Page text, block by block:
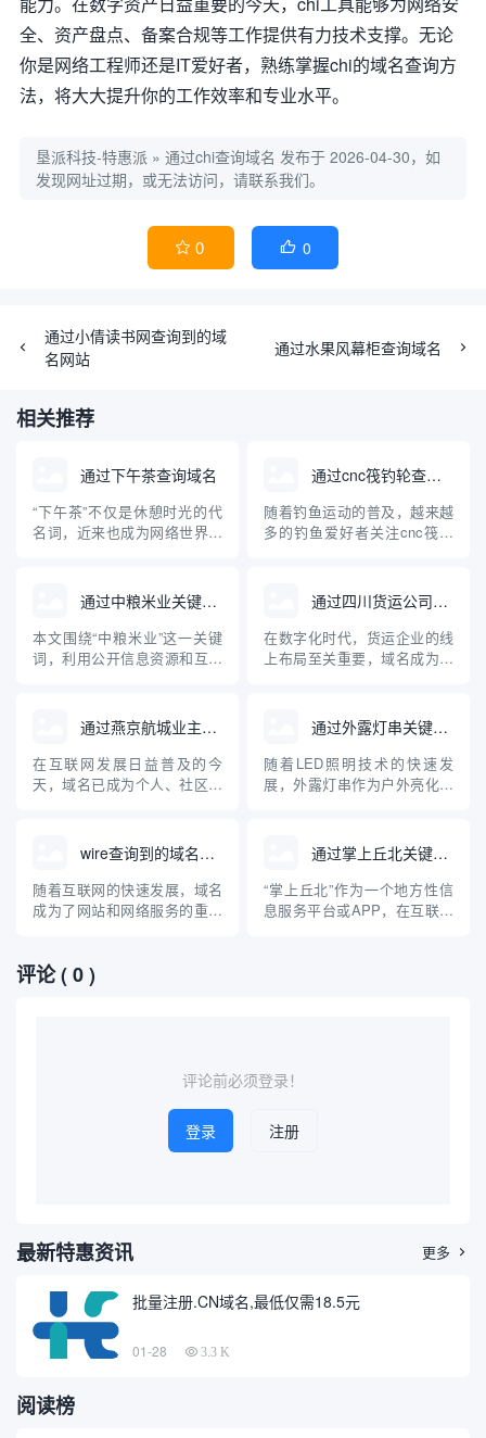
全、资产盘点、备案合规等工作提供有力技术支撑。无论
你是网络工程师还是IT爱好者，熟练掌握chi的域名查询方
法，将大大提升你的工作效率和专业水平。
垦派科技-特惠派 » 通过chi查询域名 发布于 2026-04-30，如
发现网址过期，或无法访问，请联系我们。
 0  0
通过小倩读书网查询到的域
名网站
通过水果风幕柜查询域名
相关推荐
通过下午茶查询域名
“下午茶”不仅是休憩时光的代
名词，近来也成为网络世界中
营企业的朋友来说，快速、准
确地查询域名及其关联信息是
一项十分重要的任务。本文将
对“下午茶”域名查询工具的原
通过cnc筏钓轮查询域名
随着钓鱼运动的普及，越来越
多的钓鱼爱好者关注cnc筏钓
牌的域名注册及查询成为大家
关心的问题。本文将从“cnc筏
钓轮”出发，介绍如何查询相关
域名，并普及域名查询的基础
通过中粮米业关键词查询到的域名
本文围绕“中粮米业”这一关键
词，利用公开信息资源和互联
名，并探讨企业域名注册与保
护的重要性。通过具体案例，
普及企业开展网络布局、加强
品牌保护的科普知识，为中小
通过四川货运公司查询域名
在数字化时代，货运企业的线
上布局至关重要，域名成为企
公司查询其域名，以及域名在
货运行业中的重要作用，帮助
企业和个人规范管理和查询域
名，提高网络安全意识。
通过燕京航城业主群查询域名
在互联网发展日益普及的今
天，域名已成为个人、社区、
群”这样的社区组织，如何通过
群体资源、技术手段高效查找
相关域名，成为业主们关注的
话题。本文将介绍域名的基础
通过外露灯串关键词查询到的域名
随着LED照明技术的快速发
展，外露灯串作为户外亮化工
升。用户或企业在选择外露灯
串产品时，经常通过关键词搜
索，以获得相关的资讯、产品
或供应商信息。本文介绍了通
wire查询到的域名网站
随着互联网的快速发展，域名
成为了网站和网络服务的重要
具或关键词，帮助用户查询特
定的域名及其相关信息。本文
通过掌上丘北关键词查询到的域名
“掌上丘北”作为一个地方性信
息服务平台或APP，在互联网
开...
评论( 0 )
评论前必须登录！
登录 注册
最新特惠资讯 更多 
批量注册.CN域名,最低仅需18.5元
01-28 3.3 K
阅读榜